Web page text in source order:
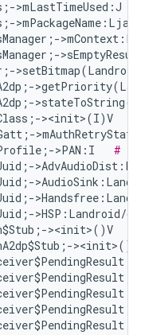
>mLastTimeUsed:J
><init>(I)V
>PAN:I #
><init>()V